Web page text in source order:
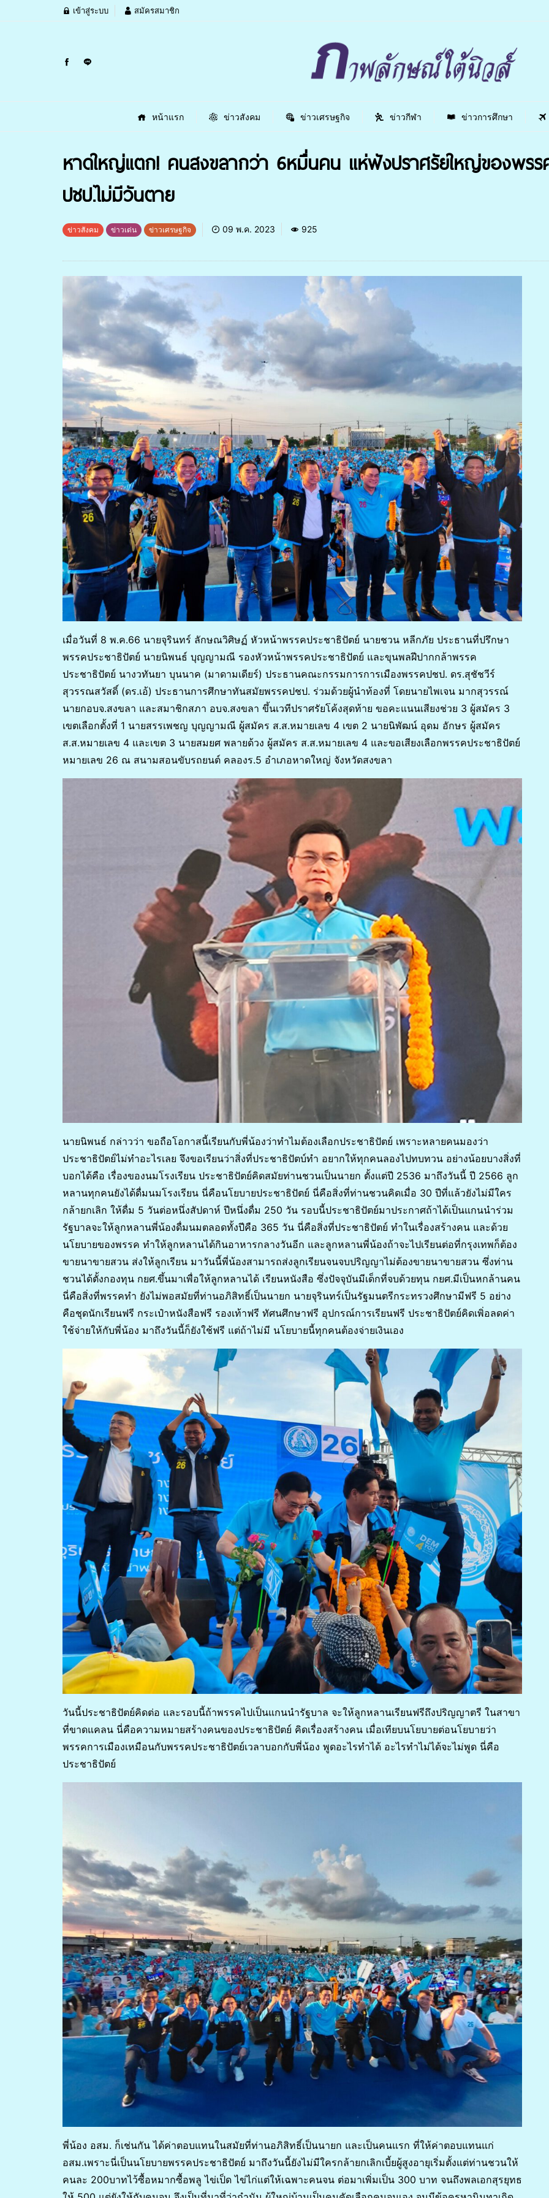
เข้าสู่ระบบ สมัครสมาชิก
หน้าแรก ข่าวสังคม ข่าวเศรษฐกิจ ข่าวกีฬา ข่าวการศึกษา
หาดใหญ่แตก! คนสงขลากว่า 6หมื่นคน แห่ฟังปราศรัยใหญ่ของพร
ปชป.ไม่มีวันตาย
ข่าวสังคม ข่าวเด่น ข่าวเศรษฐกิจ 09 พ.ค. 2023 925
เมื่อวันที่ 8 พ.ค.66 นายจุรินทร์ ลักษณวิศิษฏ์ หัวหน้าพรรคประชาธิปัตย์ นายชวน หลีกภัย ประธานที่ปรึกษา
พรรคประชาธิปัตย์ นายนิพนธ์ บุญญามณี รองหัวหน้าพรรคประชาธิปัตย์ และขุนพลฝีปากกล้าพรรค
ประชาธิปัตย์ นางวทันยา บุนนาค (มาดามเดียร์) ประธานคณะกรรมการการเมืองพรรคปชป. ดร.สุชัชวีร์
สุวรรณสวัสดิ์ (ดร.เอ้) ประธานการศึกษาทันสมัยพรรคปชป. ร่วมด้วยผู้นำท้องที่ โดยนายไพเจน มากสุวรรณ์
นายกอบจ.สงขลา และสมาชิกสภา อบจ.สงขลา ขึ้นเวทีปราศรัยโค้งสุดท้าย ขอคะแนนเสียงช่วย 3 ผู้สมัคร 3
เขตเลือกตั้งที่ 1 นายสรรเพชญ บุญญามณี ผู้สมัคร ส.ส.หมายเลข 4 เขต 2 นายนิพัฒน์ อุดม อักษร ผู้สมัคร
ส.ส.หมายเลข 4 และเขต 3 นายสมยศ พลายด้วง ผู้สมัคร ส.ส.หมายเลข 4 และขอเสียงเลือกพรรคประชาธิปัตย์
หมายเลข 26 ณ สนามสอนขับรถยนต์ คลองร.5 อำเภอหาดใหญ่ จังหวัดสงขลา
นายนิพนธ์ กล่าวว่า ขอถือโอกาสนี้เรียนกับพี่น้องว่าทำไมต้องเลือกประชาธิปัตย์ เพราะหลายคนมองว่า
ประชาธิปัตย์ไม่ทำอะไรเลย จึงขอเรียนว่าสิ่งที่ประชาธิปัตบ์ทำ อยากให้ทุกคนลองไปทบทวน อย่างน้อยบางสิ่งที่
บอกได้คือ เรื่องของนมโรงเรียน ประชาธิปัตย์คิดสมัยท่านชวนเป็นนายก ตั้งแต่ปี 2536 มาถึงวันนี้ ปี 2566 ลูก
หลานทุกคนยังได้ดื่มนมโรงเรียน นี่คือนโยบายประชาธิปัตย์ นี่คือสิ่งที่ท่านชวนคิดเมื่อ 30 ปีที่แล้วยังไม่มีใคร
กล้ายกเลิก ให้ดื่ม 5 วันต่อหนึ่งสัปดาห์ ปีหนึ่งดื่ม 250 วัน รอบนี้ประชาธิปัตย์มาประกาศถ้าได้เป็นแกนนำร่วม
รัฐบาลจะให้ลูกหลานพี่น้องดื่มนมตลอดทั้งปีคือ 365 วัน นี่คือสิ่งที่ประชาธิปัตย์ ทำในเรื่องสร้างคน และด้วย
นโยบายของพรรค ทำให้ลูกหลานได้กินอาหารกลางวันอีก และลูกหลานพี่น้องถ้าจะไปเรียนต่อที่กรุงเทพก็ต้อง
ขายนาขายสวน ส่งให้ลูกเรียน มาวันนี้พี่น้องสามารถส่งลูกเรียนจนจบปริญญาไม่ต้องขายนาขายสวน ซึ่งท่าน
ชวนได้ตั้งกองทุน กยศ.ขึ้นมาเพื่อให้ลูกหลานได้ เรียนหนังสือ ซึ่งปัจจุบันมีเด็กที่จบด้วยทุน กยศ.มีเป็นหกล้านคน
นี่คือสิ่งที่พรรคทำ ยังไม่พอสมัยที่ท่านอภิสิทธิ์เป็นนายก นายจุรินทร์เป็นรัฐมนตรีกระทรวงศึกษามีฟรี 5 อย่าง
คือชุดนักเรียนฟรี กระเป๋าหนังสือฟรี รองเท้าฟรี ทัศนศึกษาฟรี อุปกรณ์การเรียนฟรี ประชาธิปัตย์คิดเพิ่อลดค่า
ใช้จ่ายให้กับพี่น้อง มาถึงวันนี้ก็ยังใช้ฟรี แต่ถ้าไม่มี นโยบายนี้ทุกคนต้องจ่ายเงินเอง
วันนี้ประชาธิปัตย์คิดต่อ และรอบนี้ถ้าพรรคไปเป็นแกนนำรัฐบาล จะให้ลูกหลานเรียนฟรีถึงปริญญาตรี ในสาขา
ที่ขาดแคลน นี่คือความหมายสร้างคนของประชาธิปัตย์ คิดเรื่องสร้างคน เมื่อเทียบนโยบายต่อนโยบายว่า
พรรคการเมืองเหมือนกับพรรคประชาธิปัตย์เวลาบอกกับพี่น้อง พูดอะไรทำได้ อะไรทำไม่ได้จะไม่พูด นี่คือ
ประชาธิปัตย์
พี่น้อง อสม. ก็เช่นกัน ได้ค่าตอบแทนในสมัยที่ท่านอภิสิทธิ์เป็นนายก และเป็นคนแรก ที่ให้ค่าตอบแทนแก่
อสม.เพราะนี่เป็นนโยบายพรรคประชาธิปัตย์ มาถึงวันนี้ยังไม่มีใครกล้ายกเลิกเบี้ยผู้สูงอายุเริ่มตั้งแต่ท่านชวนให้
คนละ 200บาทไว้ซื้อหมากซื้อพลู ไข่เป็ด ไข่ไก่แต่ให้เฉพาะคนจน ต่อมาเพิ่มเป็น 300 บาท จนถึงพลเอกสุรยุทธ